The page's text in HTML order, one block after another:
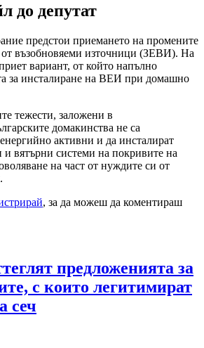
до депутат
предстои приемането на промените
от възобновяеми източници (ЗЕВИ). На
вариант, от който напълно
за инсталиране на ВЕИ при домашно
тежести, заложени в
домакинства не са
активни и да инсталират
вятърни системи на покривите на
на част от нуждите си от
, за да можеш да коментираш
предложенията за
с които легитимират
сеч